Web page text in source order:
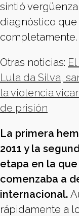
sintió
diagnóstico
completamente.
Otras noticias:
Lula da Silva,
la violencia
de prisión
La primera
2011 y la
etapa en la
comenzaba a
internacional.
rápidamente a